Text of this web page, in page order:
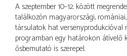
A szeptember 10–12. között
találkozón magyarországi,
társulatok hat versenyprodukcióval
programban egy határokon átívelő
ősbemutató is szerepel.